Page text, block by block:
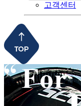
고객센터